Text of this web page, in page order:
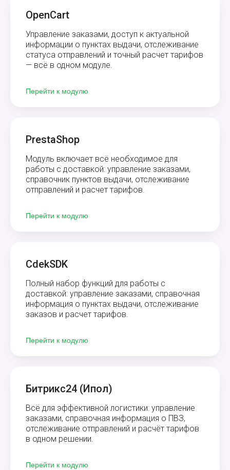
OpenCart
Управление заказами, доступ к актуальной
информации о пунктах выдачи, отслеживание
статуса отправлений и точный расчет тарифов
— всё в одном модуле.
Перейти к модулю
PrestaShop
Модуль включает всё необходимое для
работы с доставкой: управление заказами,
справочник пунктов выдачи, отслеживание
отправлений и расчет тарифов.
Перейти к модулю
CdekSDK
Полный набор функций для работы с
доставкой: управление заказами, справочная
информация о пунктах выдачи, отслеживание
заказов и расчет тарифов.
Перейти к модулю
Битрикс24 (Ипол)
Всё для эффективной логистики: управление
заказами, справочная информация о ПВЗ,
отслеживание отправлений и расчёт тарифов
в одном решении.
Перейти к модулю